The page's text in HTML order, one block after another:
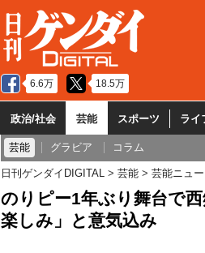
6.6万 18.5万
政治/社会 芸能 スポーツ ライ
芸能 グラビア コラム
日刊ゲンダイDIGITAL 芸能 芸能ニュ
のりピー1年ぶり舞台で
楽しみ」と意気込み